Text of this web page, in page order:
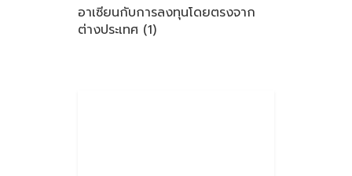
อาเซียนกับการลงทุนโดยตรงจาก
ต่างประเทศ (1)